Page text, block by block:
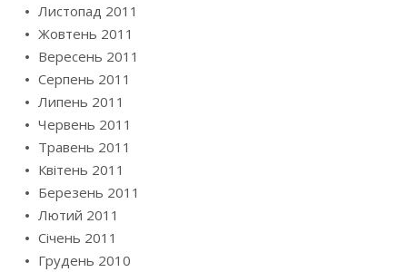
Листопад 2011
Жовтень 2011
Вересень 2011
Серпень 2011
Липень 2011
Червень 2011
Травень 2011
Квітень 2011
Березень 2011
Лютий 2011
Січень 2011
Грудень 2010